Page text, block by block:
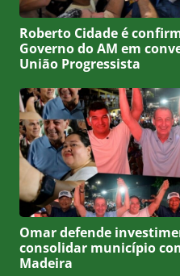
Roberto Cidade é
Governo do AM em
União Progressista
Omar defende
consolidar município
Madeira